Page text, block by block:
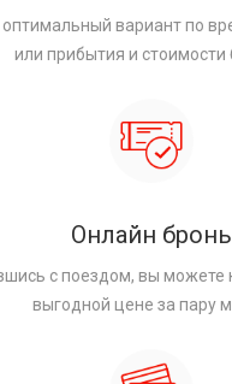
вариант по
или прибытия и стоимости
Онлайн бронь
с поездом, вы можете
выгодной цене за пару